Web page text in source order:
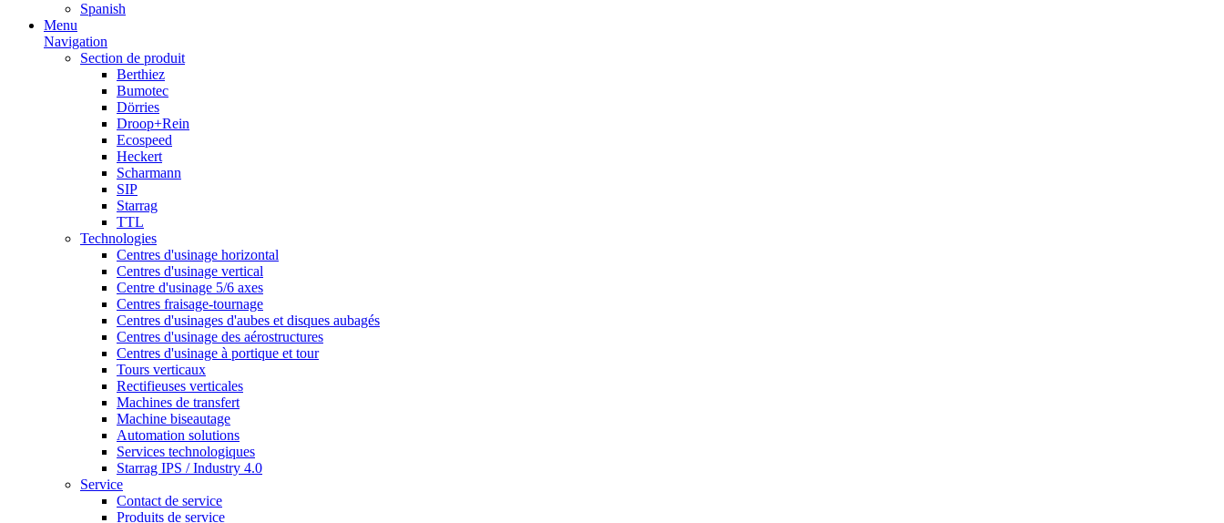
Spanish
Menu
Navigation
Section de produit
Berthiez
Bumotec
Dörries
Droop+Rein
Ecospeed
Heckert
Scharmann
SIP
Starrag
TTL
Technologies
Centres d'usinage horizontal
Centres d'usinage vertical
Centre d'usinage 5/6 axes
Centres fraisage-tournage
Centres d'usinages d'aubes et disques aubagés
Centres d'usinage des aérostructures
Centres d'usinage à portique et tour
Tours verticaux
Rectifieuses verticales
Machines de transfert
Machine biseautage
Automation solutions
Services technologiques
Starrag IPS / Industry 4.0
Service
Contact de service
Produits de service